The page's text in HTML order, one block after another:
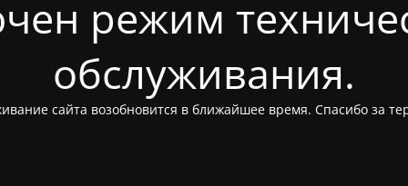
режим
обслуживания.
сайта возобновится в ближайшее время. Спасибо за